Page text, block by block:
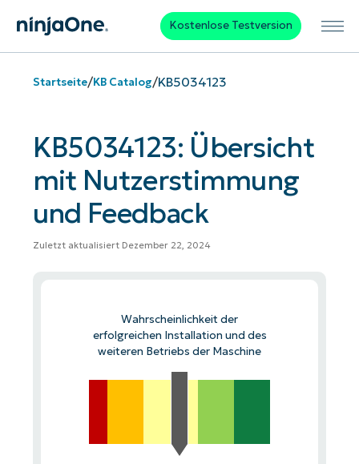
Kostenlose Testversion
Startseite/KB Catalog/KB5034123
KB5034123: Übersicht
mit Nutzerstimmung
und Feedback
Zuletzt aktualisiert Dezember 22, 2024
Wahrscheinlichkeit der
erfolgreichen Installation und des
weiteren Betriebs der Maschine